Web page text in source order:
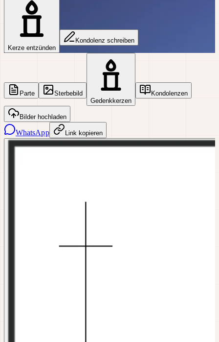
Kerze entzünden
Kondolenz schreiben
Parte
Sterbebild
Gedenkkerzen
Kondolenzen
Bilder hochladen
WhatsApp Link kopieren